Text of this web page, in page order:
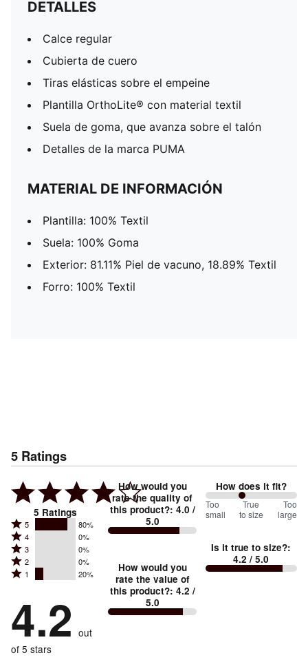
DETALLES
Calce regular
Cubierta de cuero
Tiras elásticas sobre el empeine
Plantilla OrthoLite® con material textil
Suela de goma, que avanza sobre el talón
Detalles de la marca PUMA
MATERIAL DE INFORMACIÓN
Plantilla: 100% Textil
Suela: 100% Goma
Exterior: 81.11% Piel de vacuno, 18.89% Textil
Forro: 100% Textil
5 Ratings
5 Ratings
Rated
5
stars
by
reviewers
5 80%
Rated
4
stars
by
of
reviewers
4 0%
Rated
3
stars
0%
of
reviewers
3 0%
Rated
2
by
0%
reviewers
2 0%
Rated
stars
by
20%
of
1 20%
4.2 out
of 5 stars
How would you
rate the quality of
this product?: 4.0 /
5.0
How would you
rate the value of
this product?: 4.2 /
5.0
How does it fit?
80%
between
small
and
Too
small
True
to size
Too
large
Is it true to size?:
4.2 / 5.0